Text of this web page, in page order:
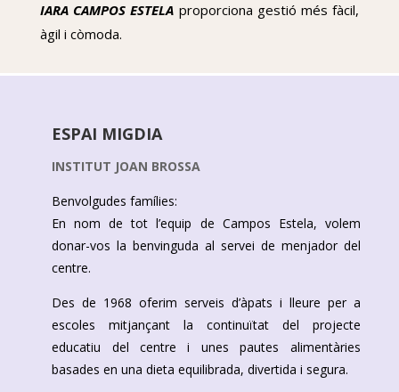
IARA CAMPOS ESTELA proporciona gestió més fàcil,
àgil i còmoda.
ESPAI MIGDIA
INSTITUT JOAN BROSSA
Benvolgudes famílies:
En nom de tot l’equip de Campos Estela, volem
donar-vos la benvinguda al servei de menjador del
centre.
Des de 1968 oferim serveis d’àpats i lleure per a
escoles mitjançant la continuïtat del projecte
educatiu del centre i unes pautes alimentàries
basades en una dieta equilibrada, divertida i segura.